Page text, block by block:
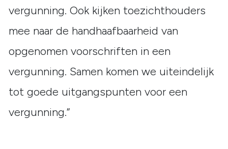
vergunning. Ook kijken toezichthouders
mee naar de handhaafbaarheid van
opgenomen voorschriften in een
vergunning. Samen komen we uiteindelijk
tot goede uitgangspunten voor een
vergunning.”